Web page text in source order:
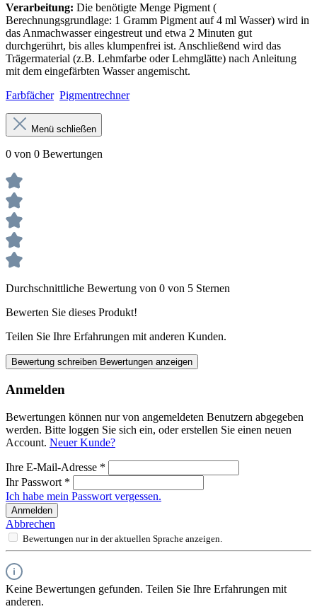
Verarbeitung: Die benötigte Menge Pigment (
Berechnungsgrundlage: 1 Gramm Pigment auf 4 ml Wasser) wird in
das Anmachwasser eingestreut und etwa 2 Minuten gut
durchgerührt, bis alles klumpenfrei ist. Anschließend wird das
Trägermaterial (z.B. Lehmfarbe oder Lehmglätte) nach Anleitung
mit dem eingefärbten Wasser angemischt.
Farbfächer Pigmentrechner
Menü schließen
0 von 0 Bewertungen
Durchschnittliche Bewertung von 0 von 5 Sternen
Bewerten Sie dieses Produkt!
Teilen Sie Ihre Erfahrungen mit anderen Kunden.
Bewertung schreiben Bewertungen anzeigen
Anmelden
Bewertungen können nur von angemeldeten Benutzern abgegeben
werden. Bitte loggen Sie sich ein, oder erstellen Sie einen neuen
Account. Neuer Kunde?
Ihre E-Mail-Adresse *
Ihr Passwort *
Ich habe mein Passwort vergessen.
Anmelden
Abbrechen
Bewertungen nur in der aktuellen Sprache anzeigen.
Keine Bewertungen gefunden. Teilen Sie Ihre Erfahrungen mit
anderen.